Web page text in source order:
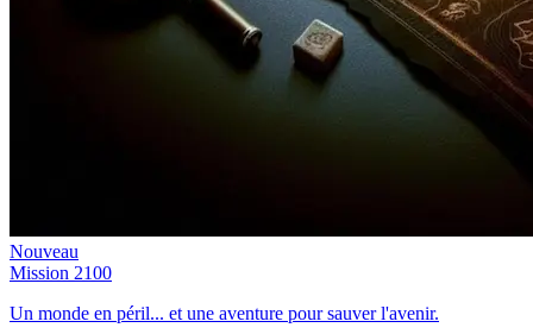
Nouveau
Mission 2100
Un monde en péril... et une aventure pour sauver l'avenir.